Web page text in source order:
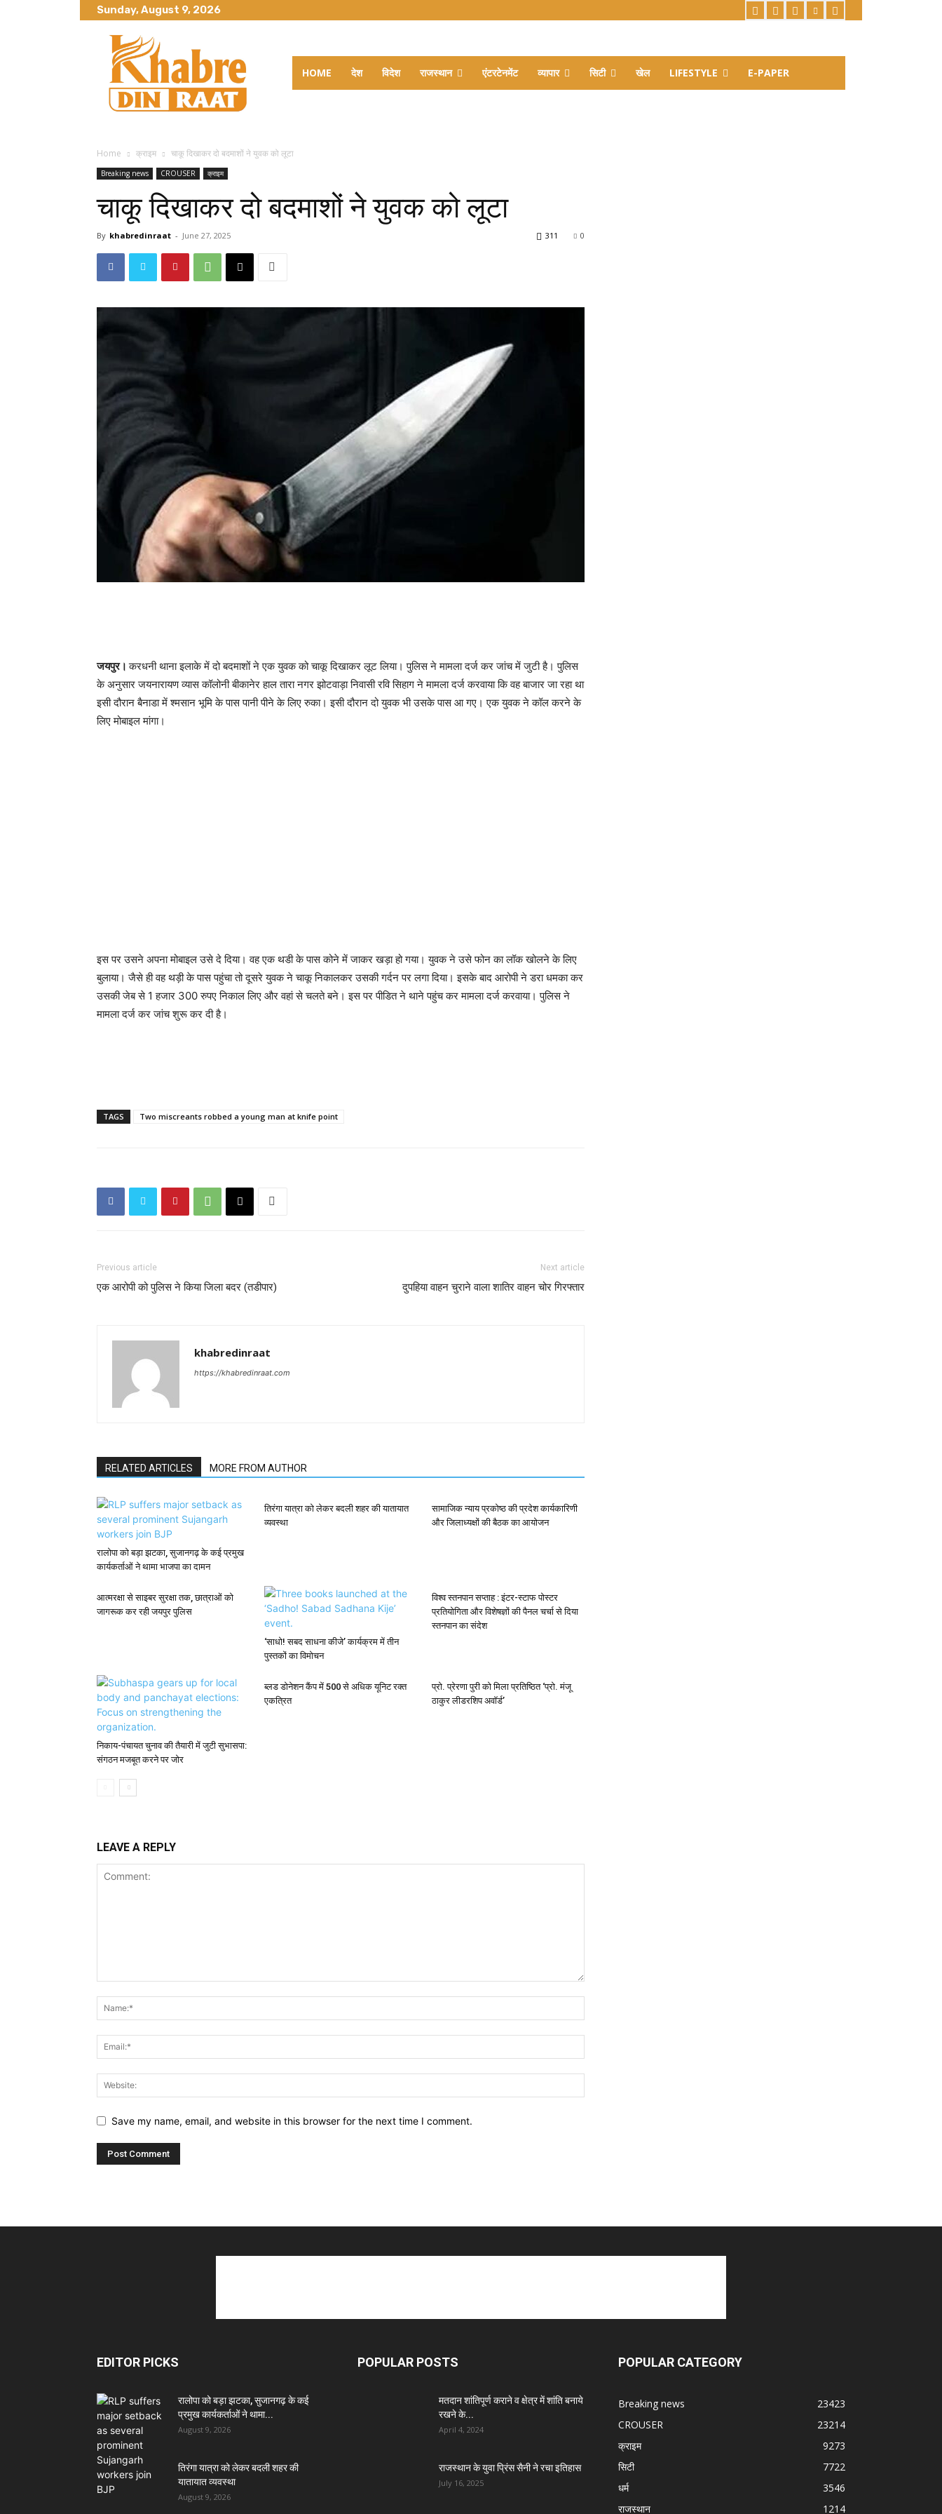
Sunday, August 9, 2026
HOME देश विदेश राजस्थान एंटरटेनमेंट व्यापार सिटी खेल LIFESTYLE E-PAPER
Home क्राइम चाकू दिखाकर दो बदमाशों ने युवक को लूटा
Breaking news CROUSER क्राइम
चाकू दिखाकर दो बदमाशों ने युवक को लूटा
By khabredinraat - June 27, 2025 0
311
जयपुर।करधनी थाना इलाके में दो बदमाशों ने एक युवक को चाकू दिखाकर लूट लिया। पुलिस ने मामला दर्ज कर जांच में जुटी है। पुलिस
के अनुसार जयनारायण व्यास कॉलोनी बीकानेर हाल तारा नगर झोटवाड़ा निवासी रवि सिहाग ने मामला दर्ज करवाया कि वह बाजार जा रहा था
इसी दौरान बैनाडा में श्मसान भूमि के पास पानी पीने के लिए रुका। इसी दौरान दो युवक भी उसके पास आ गए। एक युवक ने कॉल करने के
लिए मोबाइल मांगा।
इस पर उसने अपना मोबाइल उसे दे दिया। वह एक थडी के पास कोने में जाकर खड़ा हो गया। युवक ने उसे फोन का लॉक खोलने के लिए
बुलाया। जैसे ही वह थड़ी के पास पहुंचा तो दूसरे युवक ने चाकू निकालकर उसकी गर्दन पर लगा दिया। इसके बाद आरोपी ने डरा धमका कर
उसकी जेब से 1 हजार 300 रुपए निकाल लिए और वहां से चलते बने। इस पर पीडित ने थाने पहुंच कर मामला दर्ज करवाया। पुलिस ने
मामला दर्ज कर जांच शुरू कर दी है।
TAGS Two miscreants robbed a young man at knife point
Previous article
एक आरोपी को पुलिस ने किया जिला बदर (तडीपार)
Next article
दुपहिया वाहन चुराने वाला शातिर वाहन चोर गिरफ्तार
khabredinraat
https://khabredinraat.com
RELATED ARTICLES MORE FROM AUTHOR
रालोपा को बड़ा झटका, सुजानगढ़ के कई प्रमुख
कार्यकर्ताओं ने थामा भाजपा का दामन
तिरंगा यात्रा को लेकर बदली शहर की यातायात
व्यवस्था
सामाजिक न्याय प्रकोष्ठ की प्रदेश कार्यकारिणी
और जिलाध्यक्षों की बैठक का आयोजन
आत्मरक्षा से साइबर सुरक्षा तक, छात्राओं को
जागरूक कर रही जयपुर पुलिस
‘साधो! सबद साधना कीजे’ कार्यक्रम में तीन
पुस्तकों का विमोचन
विश्व स्तनपान सप्ताह : इंटर-स्टाफ पोस्टर
प्रतियोगिता और विशेषज्ञों की पैनल चर्चा से दिया
स्तनपान का संदेश
निकाय-पंचायत चुनाव की तैयारी में जुटी सुभासपा:
संगठन मजबूत करने पर जोर
ब्लड डोनेशन कैंप में 500 से अधिक यूनिट रक्त
एकत्रित
प्रो. प्रेरणा पुरी को मिला प्रतिष्ठित ‘प्रो. मंजू
ठाकुर लीडरशिप अवॉर्ड’
LEAVE A REPLY
Save my name, email, and website in this browser for the next time I comment.
EDITOR PICKS
रालोपा को बड़ा झटका, सुजानगढ़ के कई
प्रमुख कार्यकर्ताओं ने थामा...
August 9, 2026
तिरंगा यात्रा को लेकर बदली शहर की
यातायात व्यवस्था
August 9, 2026
POPULAR POSTS
मतदान शांतिपूर्ण कराने व क्षेत्र में शांति बनाये
रखने के...
April 4, 2024
राजस्थान के युवा प्रिंस सैनी ने रचा इतिहास
July 16, 2025
POPULAR CATEGORY
Breaking news
23423
CROUSER
23214
क्राइम
9273
सिटी
7722
धर्म
3546
राजस्थान
1214